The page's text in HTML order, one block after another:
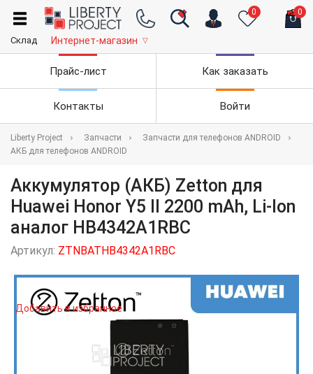
0 0
Склад Интернет-магазин ▽
Прайс-лист Как заказать
Контакты Войти
Liberty Project Запчасти
Запчасти для телефонов ANDROID
АКБ для телефонов ANDROID
Аккумулятор (АКБ) Zetton для
Huawei Honor Y5 II 2200 mAh, Li-Ion
аналог HB4342A1RBC
Артикул: ZTNBATHB4342A1RBC
Добавить в избранное